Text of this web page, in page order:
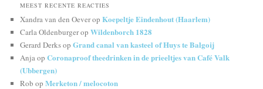
MEEST RECENTE REACTIES
Xandra van den OeveropKoepeltje Eindenhout (Haarlem)
Carla OldenburgeropWildenborch 1828
Gerard DerksopGrand canal van kasteel of Huys te Balgoij
AnjaopCoronaproof theedrinken in de prieeltjes van Café Valk
(Ubbergen)
Rob opMerketon / melocoton